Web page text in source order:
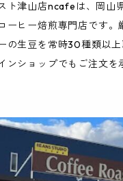
ト津山店ncafeは、岡山
ーヒー焙煎専門店です。
の生豆を常時30種類以
ンショップでもご注文を